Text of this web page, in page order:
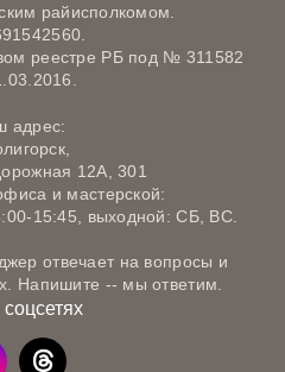
райисполкомом.
реестре РБ под № 311582
адрес:
12А, 301
и мастерской:
15:45, выходной: СБ, ВС.
отвечает на вопросы и
Напишите -- мы ответим.